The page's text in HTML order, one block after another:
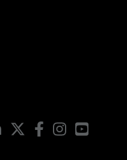
LinkedIn FacebookInstagramYouTube